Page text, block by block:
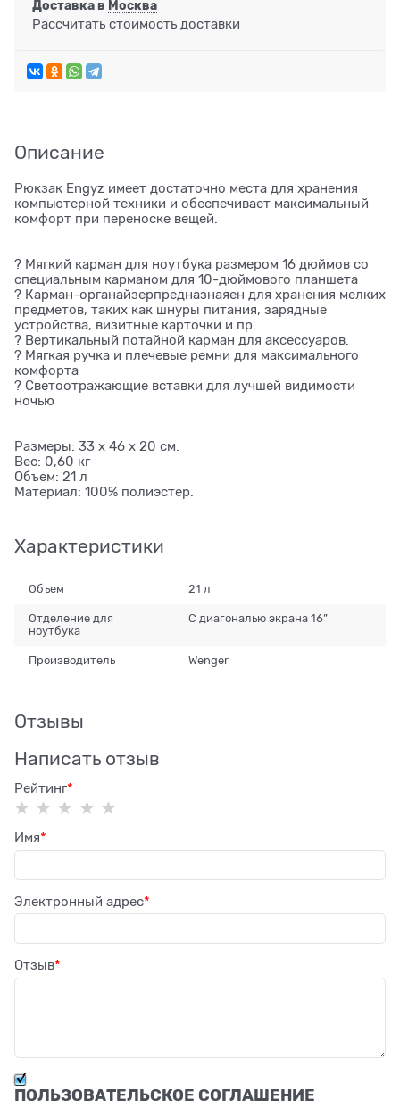
Доставка в Москва
Рассчитать стоимость доставки
Описание
Рюкзак Engyz имеет достаточно места для хранения
компьютерной техники и обеспечивает максимальный
комфорт при переноске вещей.
? Мягкий карман для ноутбука размером 16 дюймов со
специальным карманом для 10-дюймового планшета
? Карман-органайзерпредназнаяен для хранения мелких
предметов, таких как шнуры питания, зарядные
устройства, визитные карточки и пр.
? Вертикальный потайной карман для аксессуаров.
? Мягкая ручка и плечевые ремни для максимального
комфорта
? Светоотражающие вставки для лучшей видимости
ночью
Размеры: 33 x 46 x 20 см.
Вес: 0,60 кг
Объем: 21 л
Материал: 100% полиэстер.
Характеристики
Объем 21 л
Отделение для
ноутбука
С диагональю экрана 16”
Производитель Wenger
Отзывы
Написать отзыв
Рейтинг
Имя
Электронный адрес
Отзыв
ПОЛЬЗОВАТЕЛЬСКОЕ СОГЛАШЕНИЕ